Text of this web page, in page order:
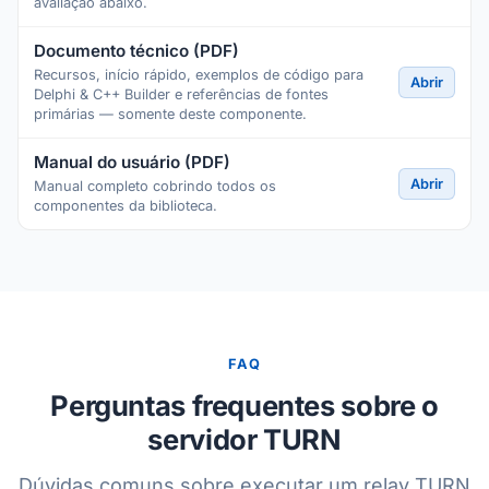
Documento técnico (PDF)
Recursos, início rápido, exemplos de código para
Delphi & C++ Builder e referências de fontes
primárias — somente deste componente.
Abrir
Manual do usuário (PDF)
Manual completo cobrindo todos os
componentes da biblioteca.
Abrir
FAQ
Perguntas frequentes sobre o
servidor TURN